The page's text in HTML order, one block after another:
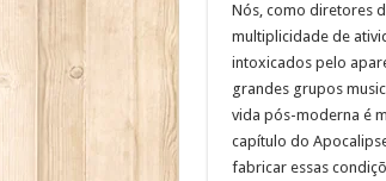
Nós, como diretores
multiplicidade de
intoxicados pelo
grandes grupos
vida pós-moderna é
capítulo do
fabricar essas